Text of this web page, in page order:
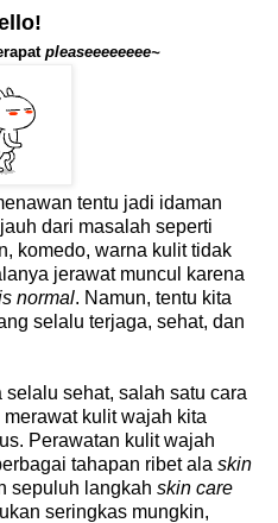
pleaseeeeeeee~
tentu jadi idaman
dari masalah seperti
komedo, warna kulit tidak
jerawat muncul karena
normal. Namun, tentu kita
selalu terjaga, sehat, dan
sehat, salah satu cara
kulit wajah kita
Perawatan kulit wajah
tahapan ribet ala skin
sepuluh langkah skin care
seringkas mungkin,